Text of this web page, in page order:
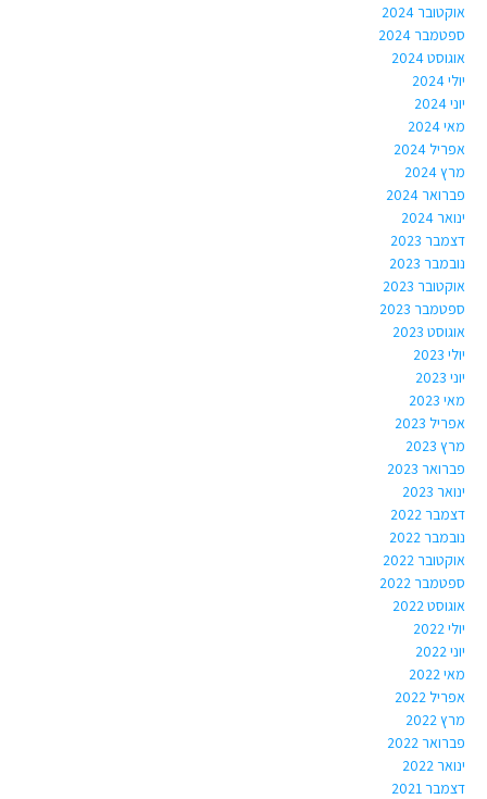
אוקטובר 2024
ספטמבר 2024
אוגוסט 2024
יולי 2024
יוני 2024
מאי 2024
אפריל 2024
מרץ 2024
פברואר 2024
ינואר 2024
דצמבר 2023
נובמבר 2023
אוקטובר 2023
ספטמבר 2023
אוגוסט 2023
יולי 2023
יוני 2023
מאי 2023
אפריל 2023
מרץ 2023
פברואר 2023
ינואר 2023
דצמבר 2022
נובמבר 2022
אוקטובר 2022
ספטמבר 2022
אוגוסט 2022
יולי 2022
יוני 2022
מאי 2022
אפריל 2022
מרץ 2022
פברואר 2022
ינואר 2022
דצמבר 2021